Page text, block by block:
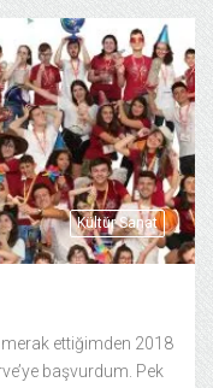
Kültür Sanat
ettiğimden 2018
başvurdum. Pek